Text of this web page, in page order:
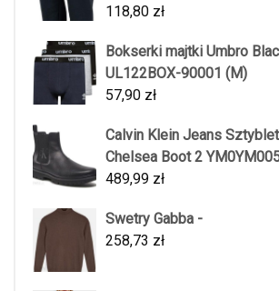
118,80 zł
Bokserki majtki Umbro
UL122BOX-90001 (M)
57,90 zł
Calvin Klein Jeans
Chelsea Boot 2
489,99 zł
Swetry Gabba -
258,73 zł